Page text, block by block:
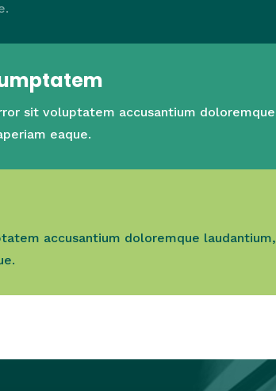
sit voluptatem accusantium doloremque
eaque.
accusantium doloremque laudantium,